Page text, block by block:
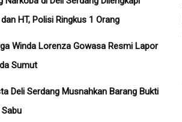
HT, Polisi Ringkus 1 Orang
Winda Lorenza Gowasa Resmi Lapor
Sumut
Deli Serdang Musnahkan Barang Bukti
Sabu